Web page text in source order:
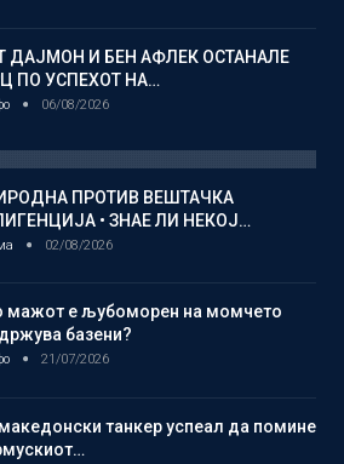
ДАЈМОН И БЕН АФЛЕК ОСТАНАЛЕ
ПО УСПЕХОТ НА…
06/08/2026
ПРОТИВ ВЕШТАЧКА
• ЗНАЕ ЛИ НЕКОЈ…
02/08/2026
мажот е љубоморен на момчето
базени?
21/07/2026
танкер успеал да помине